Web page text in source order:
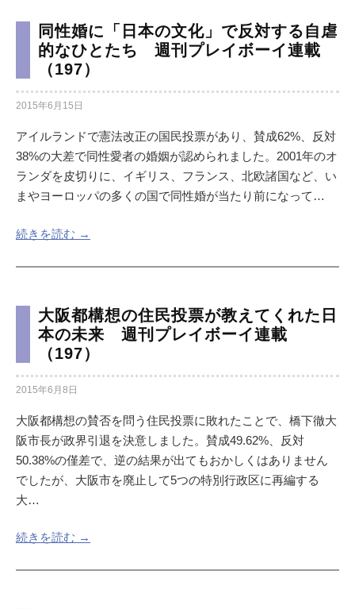
同性婚に「日本の文化」で反対する自虐
的なひとたち 週刊プレイボーイ連載
（197）
2015年6月15日
アイルランドで憲法改正の国民投票があり、賛成62%、反対
38%の大差で同性愛者の婚姻が認められました。2001年のオ
ランダを皮切りに、イギリス、フランス、北欧諸国など、い
まやヨーロッパの多くの国で同性婚が当たり前になって…
続きを読む →
大阪都構想の住民投票が教えてくれた日
本の未来 週刊プレイボーイ連載
（197）
2015年6月8日
大阪都構想の賛否を問う住民投票に敗れたことで、橋下徹大
阪市長が政界引退を決意しました。賛成49.62%、反対
50.38%の僅差で、逆の結果が出てもおかしくはありません
でしたが、大阪市を廃止して5つの特別行政区に再編する
大…
続きを読む →